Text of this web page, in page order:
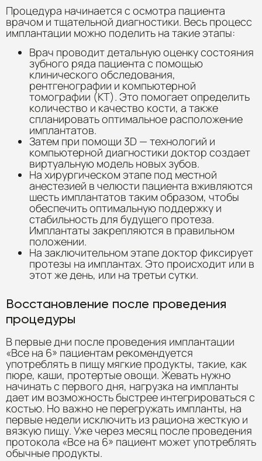
Процедура начинается с осмотра пациента
врачом и тщательной диагностики. Весь процесс
имплантации можно поделить на такие этапы:
Врач проводит детальную оценку состояния
зубного ряда пациента с помощью
клинического обследования,
рентгенографии и компьютерной
томографии (КТ). Это помогает определить
количество и качество кости, а также
спланировать оптимальное расположение
имплантатов.
Затем при помощи 3D — технологий и
компьютерной диагностики доктор создает
виртуальную модель новых зубов.
На хирургическом этапе под местной
анестезией в челюсти пациента вживляются
шесть имплантатов таким образом, чтобы
обеспечить оптимальную поддержку и
стабильность для будущего протеза.
Имплантаты закрепляются в правильном
положении.
На заключительном этапе доктор фиксирует
протезы на имплантах. Это происходит или в
этот же день, или на третьи сутки.
Восстановление после проведения
процедуры
В первые дни после проведения имплантации
«Все на 6» пациентам рекомендуется
употреблять в пищу мягкие продукты, такие, как
пюре, каши, протертые овощи. Жевать нужно
начинать с первого дня, нагрузка на импланты
дает им возможность быстрее интегрироваться с
костью. Но важно не перегружать импланты, на
первые недели исключить из рациона жесткую и
вязкую пищу. Уже через месяц после проведения
протокола «Все на 6» пациент может употреблять
обычные продукты.